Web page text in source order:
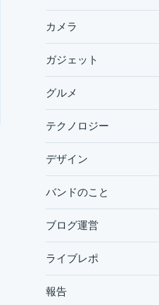
カメラ
ガジェット
グルメ
テクノロジー
デザイン
バンドのこと
ブログ運営
ライブレポ
報告